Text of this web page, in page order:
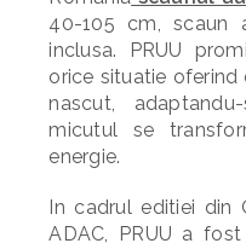
40-105 cm, scaun
inclusa. PRUU
orice situatie oferind
nascut,
micutul se
energie.
In cadrul editiei din
ADAC, PRUU a